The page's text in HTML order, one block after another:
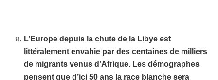
L’Europe depuis la chute de la Libye est
littéralement envahie par des centaines de milliers
de migrants venus d’Afrique. Les démographes
pensent que d’ici 50 ans la race blanche sera